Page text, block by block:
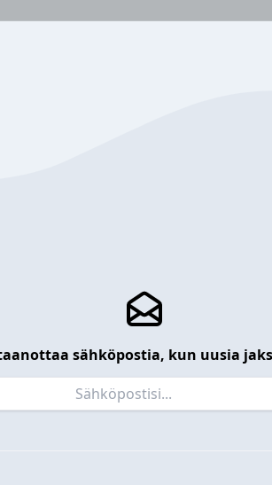
sähköpostia, kun uusia